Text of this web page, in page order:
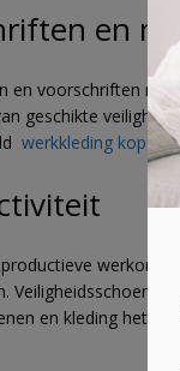
en
en voorschriften
geschikte
werkkleding kopen,
en kleding het